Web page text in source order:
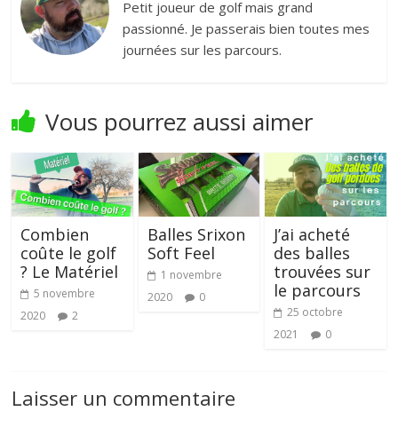
Petit joueur de golf mais grand
passionné. Je passerais bien toutes mes
journées sur les parcours.
Vous pourrez aussi aimer
Combien
coûte le golf
? Le Matériel
5 novembre
2020
2
Balles Srixon
Soft Feel
1 novembre
2020
0
J’ai acheté
des balles
trouvées sur
le parcours
25 octobre
2021
0
Laisser un commentaire